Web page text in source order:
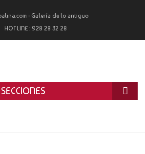
- Galería de lo antiguo
HOTLINE : 928 28 32 28